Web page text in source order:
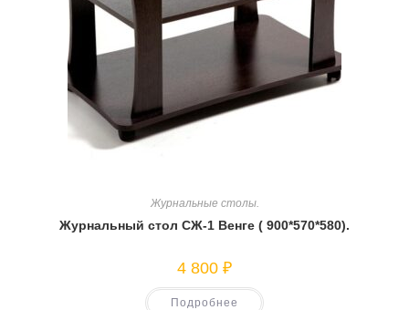
Журнальные столы.
Журнальный стол СЖ-1 Венге ( 900*570*580).
4 800 ₽
Подробнее